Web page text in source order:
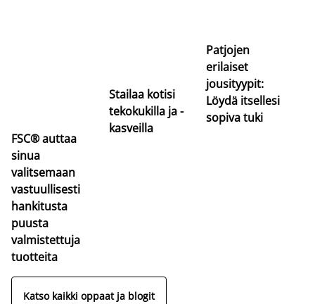
FSC® auttaa
sinua
valitsemaan
vastuullisesti
hankitusta
puusta
valmistettuja
tuotteita
Stailaa kotisi
tekokukilla ja -
kasveilla
Patjojen
erilaiset
jousityypit:
Löydä itsellesi
sopiva tuki
Katso kaikki oppaat ja blogit